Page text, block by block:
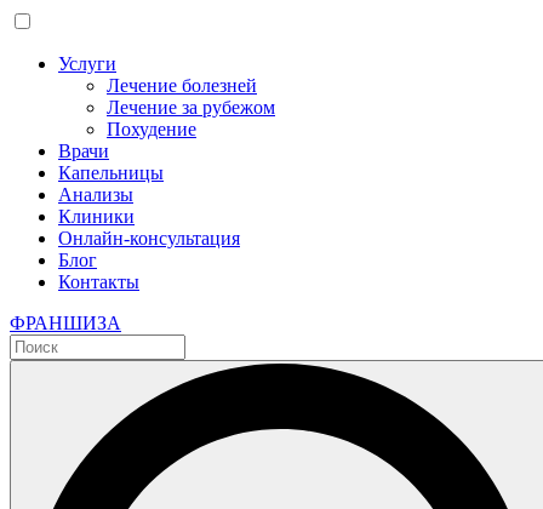
Услуги
Лечение болезней
Лечение за рубежом
Похудение
Врачи
Капельницы
Анализы
Клиники
Онлайн-консультация
Блог
Контакты
ФРАНШИЗА